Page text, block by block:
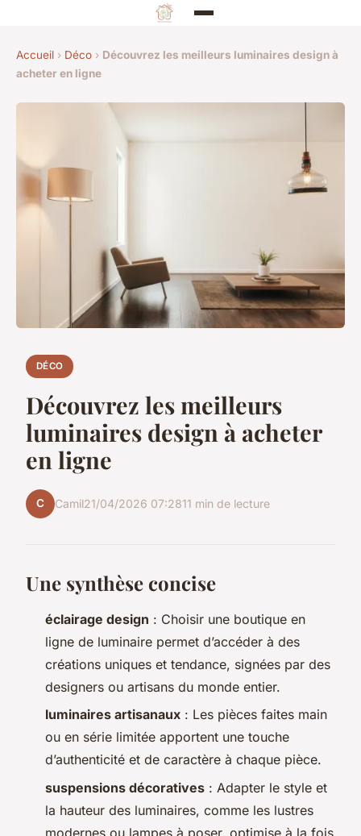
Accueil › Déco › Découvrez les meilleurs luminaires design à
acheter en ligne
DÉCO
Découvrez les meilleurs
luminaires design à acheter
en ligne
C Camil21/04/2026 07:2811 min de lecture
Une synthèse concise
éclairage design : Choisir une boutique en
ligne de luminaire permet d’accéder à des
créations uniques et tendance, signées par des
designers ou artisans du monde entier.
luminaires artisanaux : Les pièces faites main
ou en série limitée apportent une touche
d’authenticité et de caractère à chaque pièce.
suspensions décoratives : Adapter le style et
la hauteur des luminaires, comme les lustres
modernes ou lampes à poser, optimise à la fois